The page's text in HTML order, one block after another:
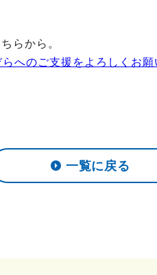
らから。
へのご支援をよろしくお願
一覧に戻る